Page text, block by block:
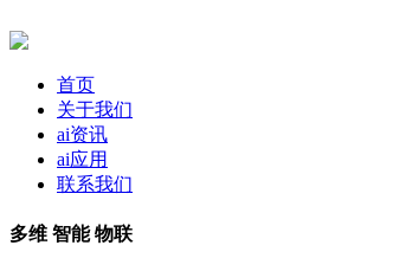
首页
关于我们
ai资讯
ai应用
联系我们
多维 智能 物联